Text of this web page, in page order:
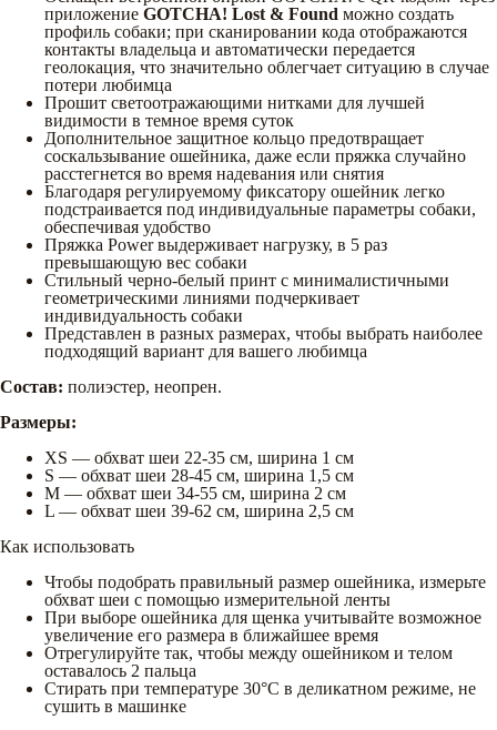
приложение GOTCHA! Lost & Found можно создать
профиль собаки; при сканировании кода отображаются
контакты владельца и автоматически передается
геолокация, что значительно облегчает ситуацию в случае
потери любимца
Прошит светоотражающими нитками для лучшей
видимости в темное время суток
Дополнительное защитное кольцо предотвращает
соскальзывание ошейника, даже если пряжка случайно
расстегнется во время надевания или снятия
Благодаря регулируемому фиксатору ошейник легко
подстраивается под индивидуальные параметры собаки,
обеспечивая удобство
Пряжка Power выдерживает нагрузку, в 5 раз
превышающую вес собаки
Стильный черно-белый принт с минималистичными
геометрическими линиями подчеркивает
индивидуальность собаки
Представлен в разных размерах, чтобы выбрать наиболее
подходящий вариант для вашего любимца
Состав: полиэстер, неопрен.
Размеры:
XS — обхват шеи 22-35 см, ширина 1 см
S — обхват шеи 28-45 см, ширина 1,5 см
M — обхват шеи 34-55 см, ширина 2 см
L — обхват шеи 39-62 см, ширина 2,5 см
Как использовать
Чтобы подобрать правильный размер ошейника, измерьте
обхват шеи с помощью измерительной ленты
При выборе ошейника для щенка учитывайте возможное
увеличение его размера в ближайшее время
Отрегулируйте так, чтобы между ошейником и телом
оставалось 2 пальца
Стирать при температуре 30°C в деликатном режиме, не
сушить в машинке